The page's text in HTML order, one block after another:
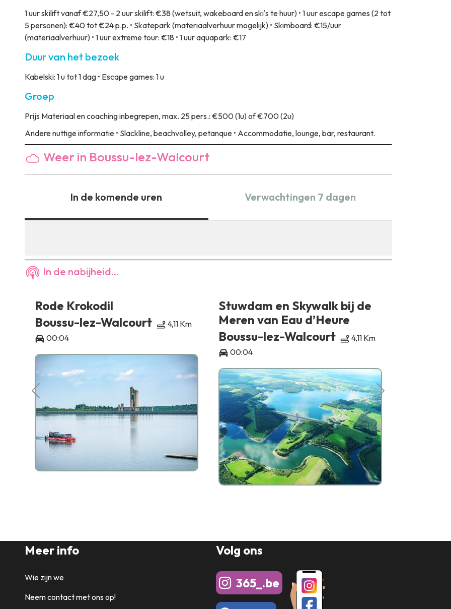
1 uur skilift vanaf €27,50 - 2 uur skilift: €38 (wetsuit, wakeboard en ski's te huur) • 1 uur escape games (2 tot
5 personen): €40 tot €24 p.p. • Skatepark (materiaalverhuur mogelijk) • Skimboard: €15/uur
(materiaalverhuur) • 1 uur extreme tour: €18 • 1 uur aquapark: €17
Duur van het bezoek
Kabelski: 1 u tot 1 dag • Escape games: 1 u
Groep
Prijs Materiaal en coaching inbegrepen, max. 25 pers.: €500 (1u) of €700 (2u)
Andere nuttige informatie• Slackline, beachvolley, petanque • Accommodatie, lounge, bar, restaurant.
Weer in Boussu-lez-Walcourt
In de komende uren Verwachtingen 7 dagen
In de nabijheid...
Rode Krokodil
Boussu-lez-Walcourt
4,11 Km
00:04
Stuwdam en Skywalk bij de
Meren van Eau d’Heure
Boussu-lez-Walcourt
4,11 Km
00:04
Meer info
Wie zijn we
Neem contact met ons op!
Volg ons
365_.be